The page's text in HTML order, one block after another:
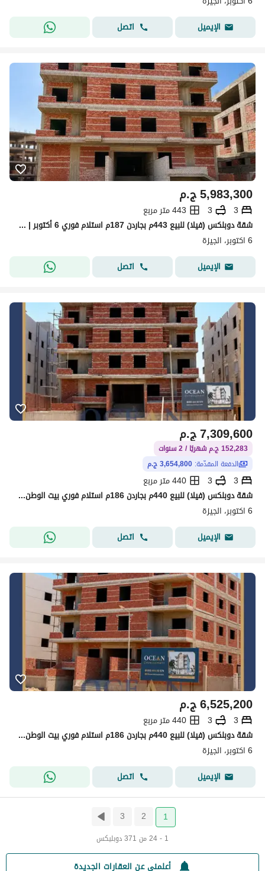
الإيميل
اتصل
ج.م5,983,300
3
3
443 متر مربع
شقة دوبلكس (فيلا) للبيع 443م بجاردن 187م استلام فوري 6 أكتوبر | تطل على كومباوند جنة
6 اكتوبر، الجيزة
الإيميل
اتصل
ج.م7,309,600
152,283 ج.م شهريًا / 2 سنوات
الدفعة المقدّمة: 3,654,800 ج.م
3
3
440 متر مربع
شقة دوبلكس (فيلا) للبيع 440م بجاردن 186م استلام فوري بيت الوطن الأساسي 6 أكتوبر | خلف جامعة القاهرة الفرع الدولي
6 اكتوبر، الجيزة
الإيميل
اتصل
ج.م6,525,200
3
3
440 متر مربع
شقة دوبلكس (فيلا) للبيع 440م بجاردن 186م استلام فوري بيت الوطن الأساسي 6 أكتوبر | على بعد دقائق من مطار سفنكس
6 اكتوبر، الجيزة
الإيميل
اتصل
1
2
3
1 - 24 من 371 دوبليكس
أعلمني عن العقارات الجديدة